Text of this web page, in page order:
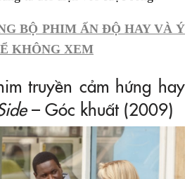
BỘ PHIM ẤN ĐỘ HAY VÀ Ý
KHÔNG XEM
truyền cảm hứng hay
– Góc khuất (2009)